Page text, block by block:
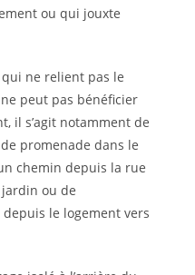
ou qui jouxte
qui ne relient pas le
peut pas bénéficier
il s’agit notamment de
promenade dans le
chemin depuis la rue
ou de
depuis le logement vers